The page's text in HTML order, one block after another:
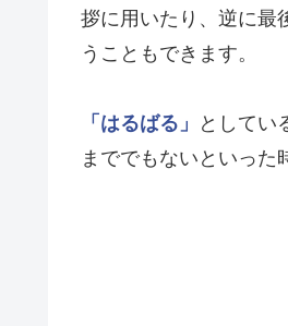
拶に用いたり、逆に最
うこともできます。
「はるばる」
としてい
まででもないといった